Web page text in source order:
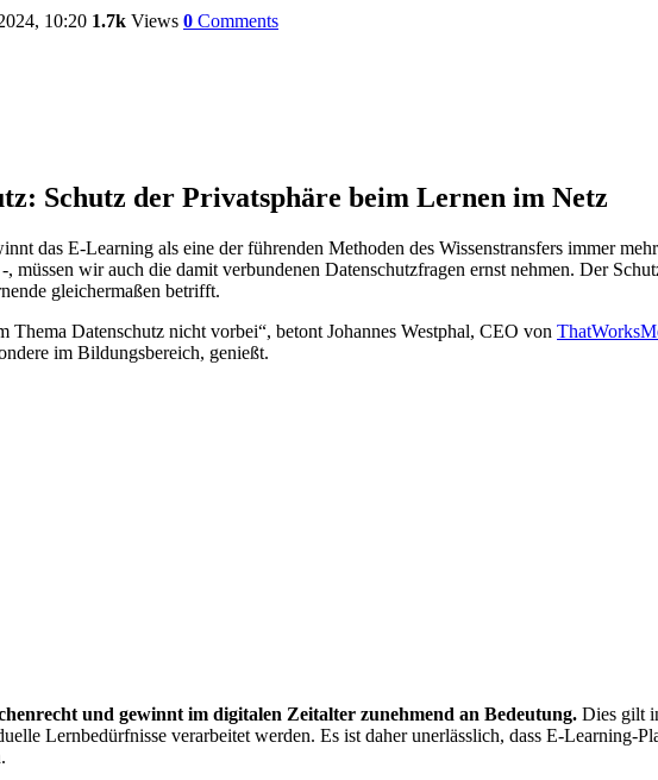
10:20 1.7k Views 0 Comments
Schutz der Privatsphäre beim Lernen im Netz
das E-Learning als eine der führenden Methoden des Wissenstransfers immer
wir auch die damit verbundenen Datenschutzfragen ernst nehmen. Der
gleichermaßen betrifft.
Thema Datenschutz nicht vorbei“, betont Johannes Westphal, CEO von
im Bildungsbereich, genießt.
und gewinnt im digitalen Zeitalter zunehmend an Bedeutung. Dies gilt
Lernbedürfnisse verarbeitet werden. Es ist daher unerlässlich, dass E-Learning-